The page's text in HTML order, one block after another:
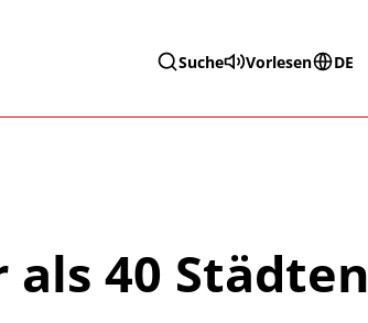
Suche Vorlesen
DE
40 Städten